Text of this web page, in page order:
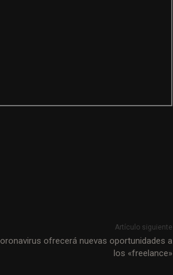
Artículo siguiente
ofrecerá nuevas oportunidades a
los «freelance»